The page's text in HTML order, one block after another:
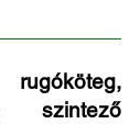
szintező